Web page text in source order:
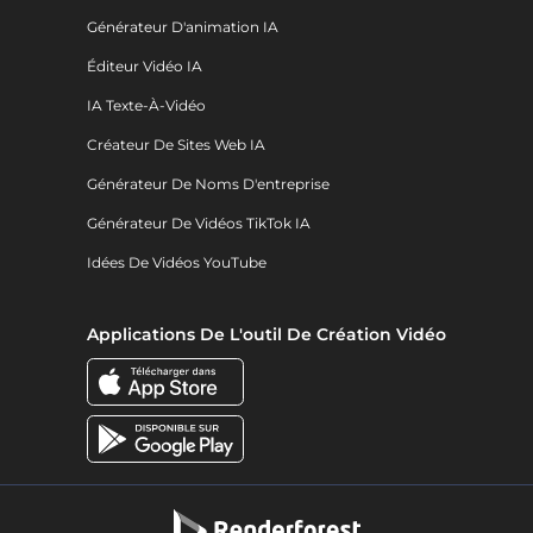
Générateur D'animation IA
Éditeur Vidéo IA
IA Texte-À-Vidéo
Créateur De Sites Web IA
Générateur De Noms D'entreprise
Générateur De Vidéos TikTok IA
Idées De Vidéos YouTube
Applications De L'outil De Création Vidéo